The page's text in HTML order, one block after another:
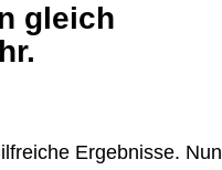
gleich
Ergebnisse. Nun